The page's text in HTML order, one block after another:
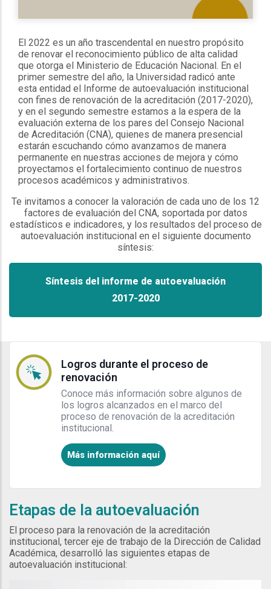
El 2022 es un año trascendental en nuestro propósito
de renovar el reconocimiento público de alta calidad
que otorga el Ministerio de Educación Nacional. En el
primer semestre del año, la Universidad radicó ante
esta entidad el Informe de autoevaluación institucional
con fines de renovación de la acreditación (2017-2020),
y en el segundo semestre estamos a la espera de la
evaluación externa de los pares del Consejo Nacional
de Acreditación (CNA), quienes de manera presencial
estarán escuchando cómo avanzamos de manera
permanente en nuestras acciones de mejora y cómo
proyectamos el fortalecimiento continuo de nuestros
procesos académicos y administrativos.
Te invitamos a conocer la valoración de cada uno de los 12
factores de evaluación del CNA, soportada por datos
estadísticos e indicadores, y los resultados del proceso de
autoevaluación institucional en el siguiente documento
síntesis:
Síntesis del informe de autoevaluación
2017-2020
Logros durante el proceso de
renovación
Conoce más información sobre algunos de
los logros alcanzados en el marco del
proceso de renovación de la acreditación
institucional.
Más información aquí
Etapas de la autoevaluación
El proceso para la renovación de la acreditación
institucional, tercer eje de trabajo de la Dirección de Calidad
Académica, desarrolló las siguientes etapas de
autoevaluación institucional: